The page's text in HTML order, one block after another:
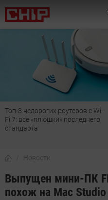
Топ-8 недорогих роутеров с Wi-
Fi 7: все «плюшки» последнего
стандарта
Новости
Выпущен мини-ПК
похож на Mac Studio